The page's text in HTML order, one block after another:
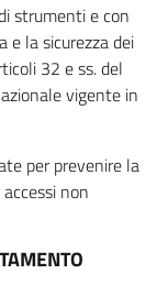
strumenti e con
e la sicurezza dei
32 e ss. del
vigente in
per prevenire la
non